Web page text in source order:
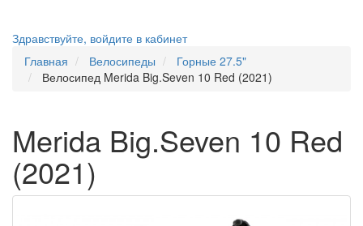
Здравствуйте, войдите в кабинет
Главная
Велосипеды
Горные 27.5"
Велосипед Merida Big.Seven 10 Red (2021)
Merida Big.Seven 10 Red
(2021)